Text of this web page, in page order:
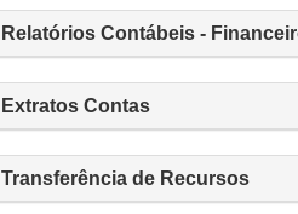
Relatórios Contábeis -
Extratos Contas
Transferência de Recursos